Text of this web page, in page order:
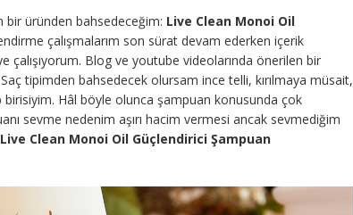
üründen bahsedeceğim: Live Clean Monoi Oil
çalışmalarım son sürat devam ederken içerik
çalışıyorum. Blog ve youtube videolarında önerilen bir
Saç tipimden bahsedecek olursam ince telli, kırılmaya müsait,
Hâl böyle olunca şampuan konusunda çok
sevme nedenim aşırı hacim vermesi ancak sevmediğim
Live Clean Monoi Oil Güçlendirici Şampuan